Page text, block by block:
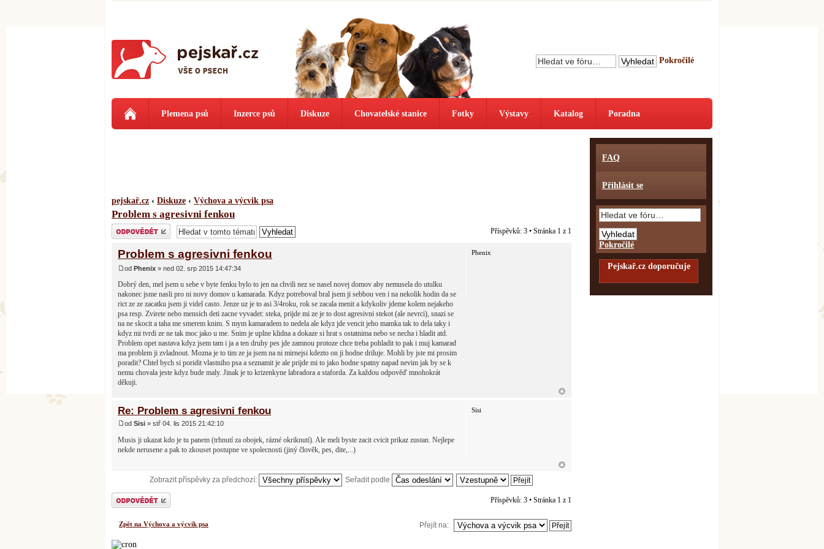
Pokročilé
Plemena psů Inzerce psů Diskuze Chovatelské stanice Fotky Výstavy Katalog Poradna
pejskař.cz ‹ Diskuze ‹ Výchova a výcvik psa
Problem s agresivni fenkou
Odeslat odpověď Příspěvků: 3 • Stránka 1 z 1
Problem s agresivni fenkou
od Phenix » ned 02. srp 2015 14:47:34
Dobrý den, mel jsem u sebe v byte fenku bylo to jen na chvili nez se nasel novej domov aby nemusela do utulku
nakonec jsme nasli pro ni novy domov u kamarada. Kdyz potreboval bral jsem ji sebbou ven i na nekolik hodin da se
rict ze ze zacatku jsem ji videl casto. Jenze uz je to asi 3/4roku, rok se zacala menit a kdykoliv jdeme kolem nejakeho
psa resp. Zvirete nebo mensich deti zacne vyvadet: steka, prijde mi ze je to dost agresivni stekot (ale nevrci), snazi se
na ne skocit a taha me smerem knim. S mym kamaradem to nedela ale kdyz jde vencit jeho mamka tak to dela taky i
kdyz mi tvrdi ze ne tak moc jako u me. Snim je uplne klidna a dokaze si hrat s ostatnima nebo se necha i hladit atd.
Problem opet nastava kdyz jsem tam i ja a ten druhy pes jde zamnou protoze chce treba pohladit to pak i muj kamarad
ma problem ji zvladnout. Mozna je to tim ze ja jsem na ni mirnejsi kdezto on ji hodne driluje. Mohli by jste mi prosim
poradit? Chtel bych si poridit vlastniho psa a seznamit je ale prijde mi to jako hodne spatny napad nevim jak by se k
nemu chovala jeste kdyz bude maly. Jinak je to krizenkyne labradora a staforda. Za každou odpověď mnohokrát
děkuji.
Phenix
Re: Problem s agresivni fenkou
od Sisi » stř 04. lis 2015 21:42:10
Musis ji ukazat kdo je tu panem (trhnutí za obojek, rázné okriknutí). Ale meli byste zacit cvicit prikaz zustan. Nejlepe
nekde nerusene a pak to zkouset postupne ve spolecnosti (jiný člověk, pes, dite,...)
Sisi
Zobrazit příspěvky za předchozí: Seřadit podle
Odeslat odpověď Příspěvků: 3 • Stránka 1 z 1
Zpět na Výchova a výcvik psa Přejít na:
FAQ
Přihlásit se
Pokročilé
Pejskař.cz doporučuje